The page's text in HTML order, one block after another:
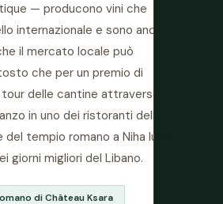
— producono vini che
internazionale e sono ancora
il mercato locale può
che per un premio di
delle cantine attraverso la
in uno dei ristoranti delle
tempio romano a Niha lungo
giorni migliori del Libano.
di Château Ksara